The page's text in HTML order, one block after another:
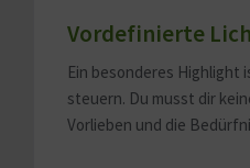
Vordefinierte
Ein besonderes Highlight
steuern. Du musst dir
Vorlieben und die